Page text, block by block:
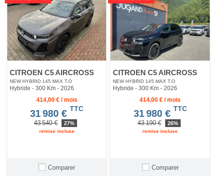
CITROEN C5 AIRCROSS
NEW HYBRID 145 MAX T.O
Hybride - 300 Km - 2026
414,00 € / mois
31 980 € TTC
43 540 € 27%
remise incluse
Comparer
CITROEN C5 AIRCROSS
NEW HYBRID 145 MAX T.O
Hybride - 300 Km- 2026
414,00 € / mois
31 980 € TTC
43 190 € 26%
remise incluse
Comparer